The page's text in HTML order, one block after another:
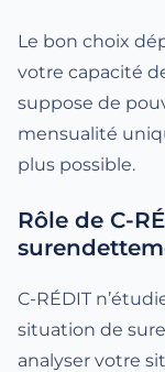
Le bon choix
votre capacité
suppose de
mensualité
plus possible.
Rôle de C-
C-RÉDIT
situation de
analyser votre